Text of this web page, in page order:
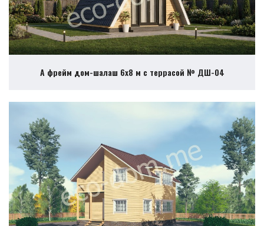
А фрейм дом-шалаш 6х8 м с террасой № ДШ-04